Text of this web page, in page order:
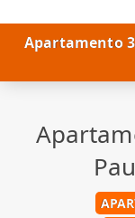
Apartamento